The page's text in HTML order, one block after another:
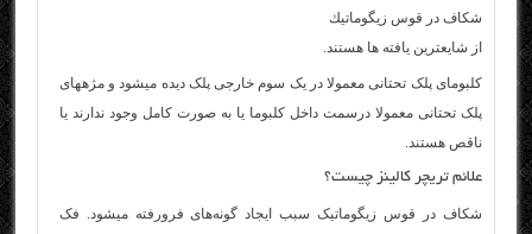
شكاف در قوس زيگوماتيك
از شايعترين يافته ها هستند.
کلبومای پلک تحتانی معمولا در یک سوم خارجی پلک دیده می­شود و مژه­های
پلک تحتانی معمولا درسمت داخل کلبوما یا به­ صورت کامل وجود ندارند یا
ناقص هستند.
علائم تریچر کالینز چیست؟
شکاف در قوس زیگوماتیک سبب ایجاد گونه‌­های فرورفته می­شود. فک